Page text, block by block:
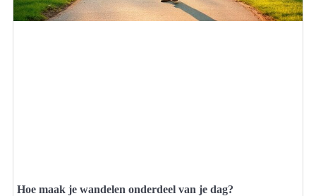
Hoe maak je wandelen onderdeel van je dag?